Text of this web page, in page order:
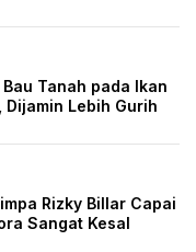
Tanah pada Ikan
Dijamin Lebih Gurih
Rizky Billar Capai
Sangat Kesal